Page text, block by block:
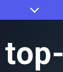
top-